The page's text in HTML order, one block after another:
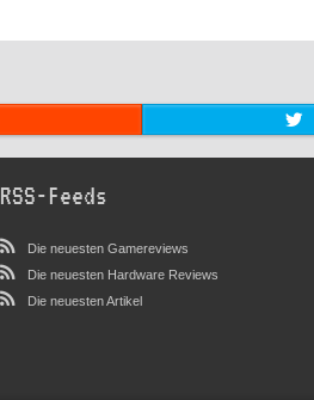
RSS-Feeds
Die neuesten Gamereviews
Die neuesten Hardware Reviews
Die neuesten Artikel